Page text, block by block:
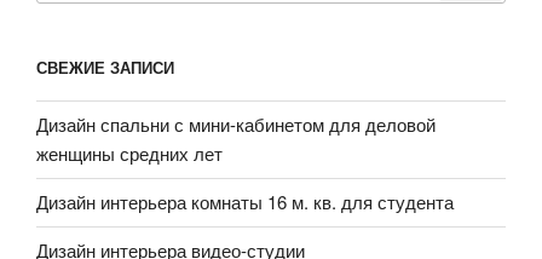
СВЕЖИЕ ЗАПИСИ
Дизайн спальни с мини-кабинетом для деловой
женщины средних лет
Дизайн интерьера комнаты 16 м. кв. для студента
Дизайн интерьера видео-студии